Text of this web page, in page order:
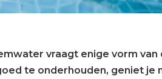
vraagt enige vorm van
te onderhouden, geniet je